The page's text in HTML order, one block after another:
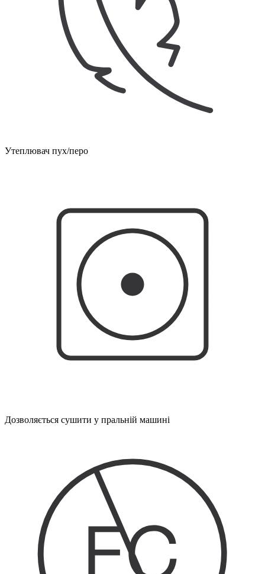
Утеплювач пух/перо
Дозволяється сушити у пральній машині